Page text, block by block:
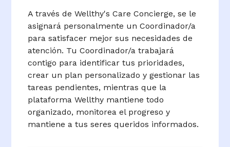
A través de Wellthy's Care Concierge, se le
asignará personalmente un Coordinador/a
para satisfacer mejor sus necesidades de
atención. Tu Coordinador/a trabajará
contigo para identificar tus prioridades,
crear un plan personalizado y gestionar las
tareas pendientes, mientras que la
plataforma Wellthy mantiene todo
organizado, monitorea el progreso y
mantiene a tus seres queridos informados.